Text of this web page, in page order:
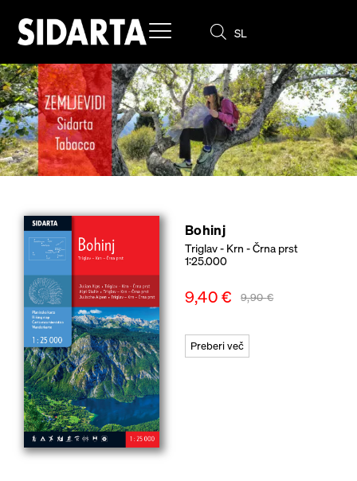
SL
EN
Bohinj
Triglav - Krn - Črna prst
1:25.000
9,90€
9,40€
Preberi več